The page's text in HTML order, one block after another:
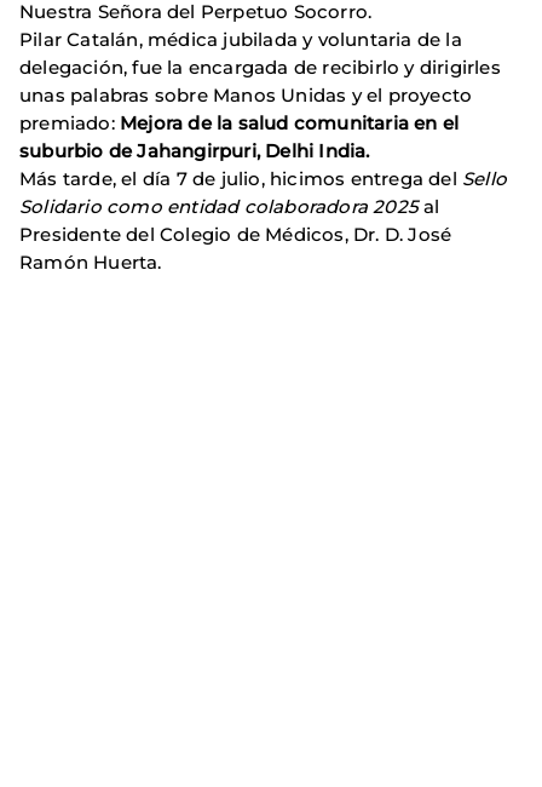
Nuestra Señora del Perpetuo Socorro.
Pilar Catalán, médica jubilada y voluntaria de la
delegación, fue la encargada de recibirlo y dirigirles
unas palabras sobre Manos Unidas y el proyecto
premiado:Mejora de la salud comunitaria en el
suburbio de Jahangirpuri, Delhi India.
Más tarde, el día 7 de julio, hicimos entrega del Sello
Solidario como entidad colaboradora 2025al
Presidente del Colegio de Médicos, Dr. D. José
Ramón Huerta.